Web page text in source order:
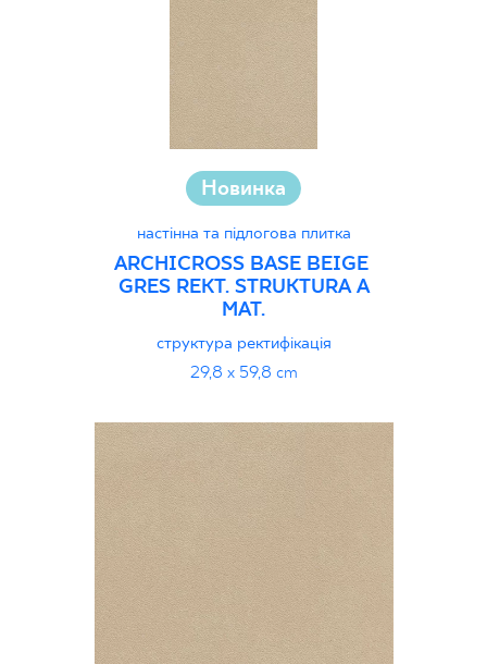
Новинка
настінна та підлогова плитка
ARCHICROSS BASE BEIGE
GRES REKT. STRUKTURA A
MAT.
структура ректифікація
29,8 x 59,8 cm